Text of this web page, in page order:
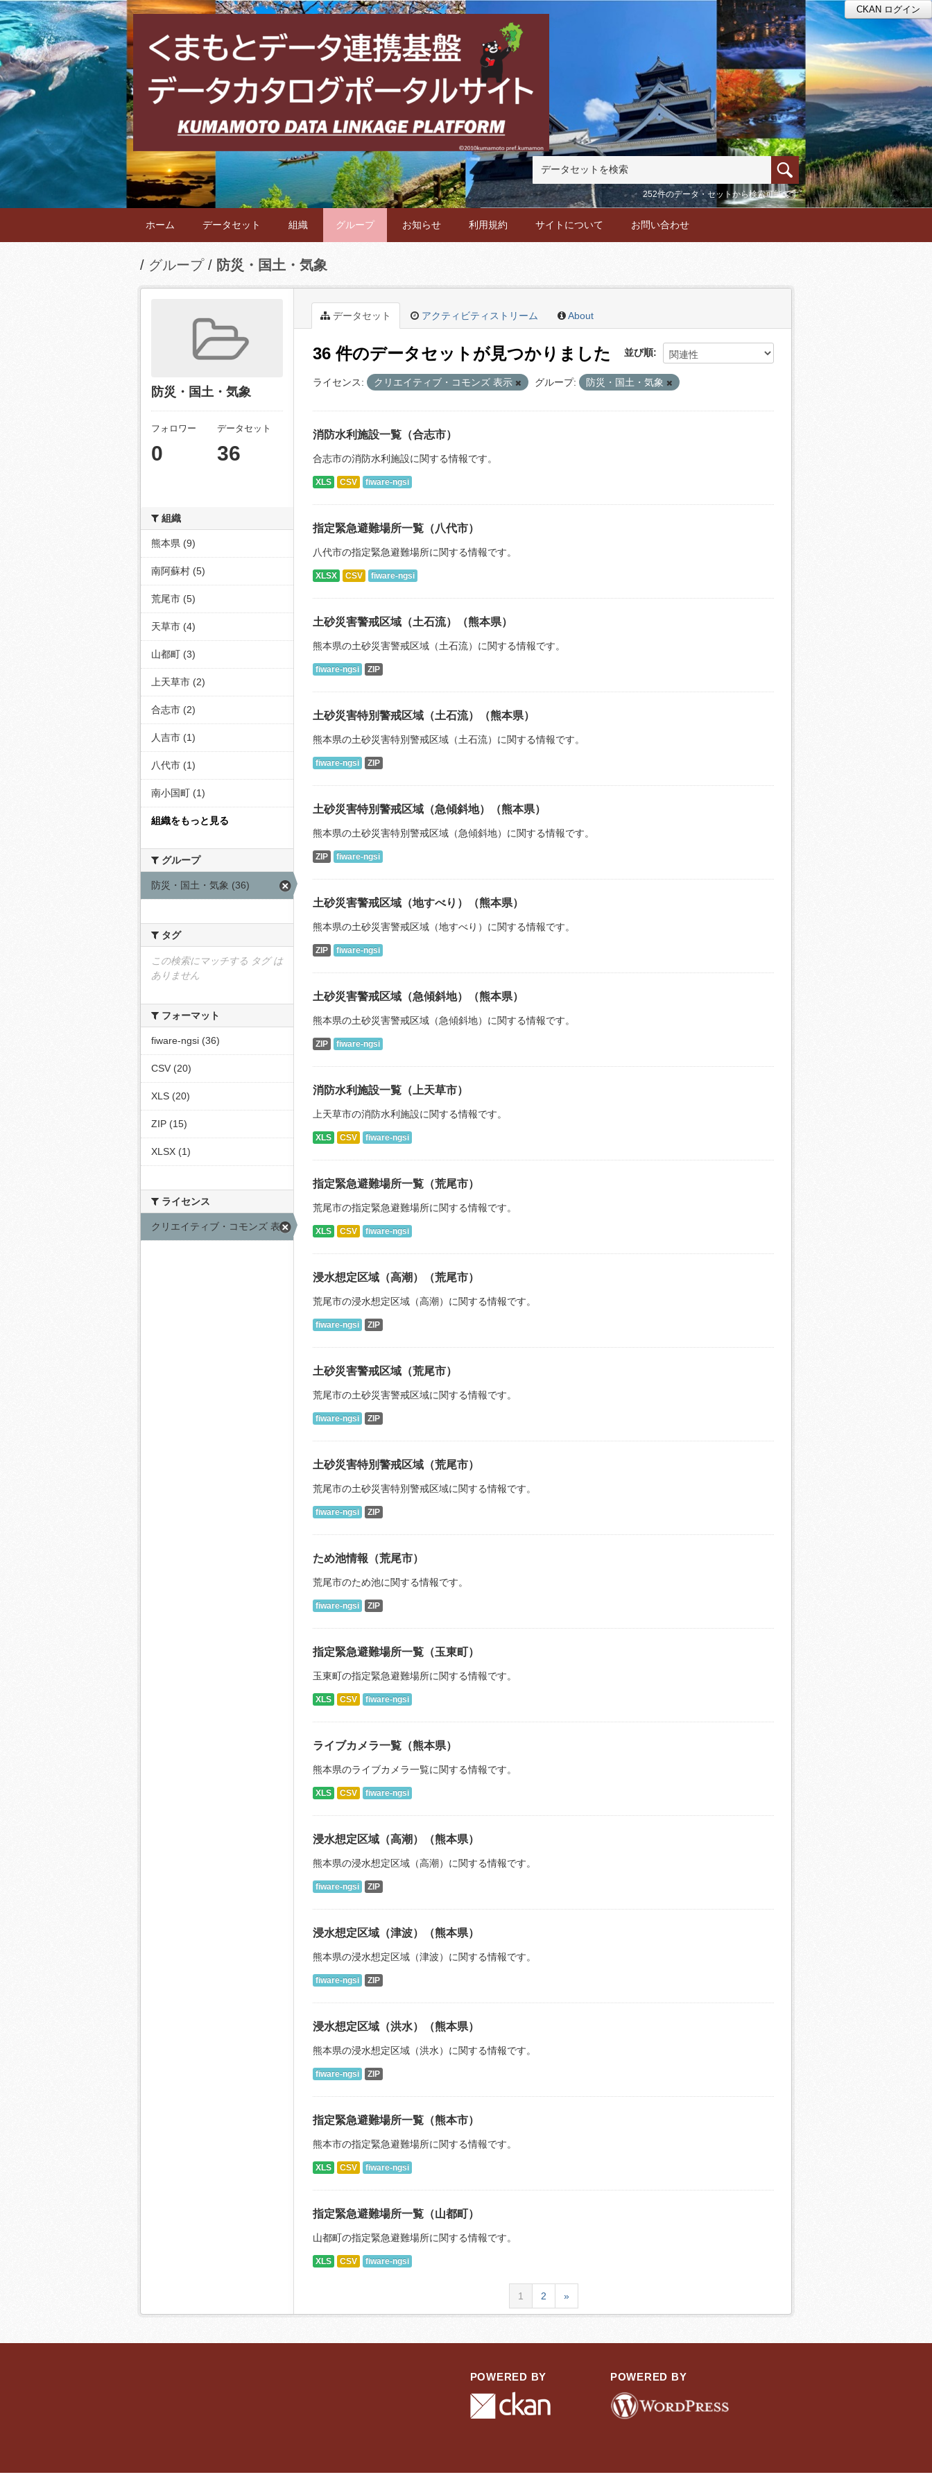
CKAN ログイン
252件のデータ・セットから検索可能です
ホーム データセット 組織 グループ お知らせ 利用規約 サイトについて お問い合わせ
グループ 防災・国土・気象
データセット アクティビティストリーム About
並び順
36 件のデータセットが見つかりました
ライセンス: クリエイティブ・コモンズ 表示 グループ: 防災・国土・気象
消防水利施設一覧（合志市）
合志市の消防水利施設に関する情報です。
XLS CSV fiware-ngsi
指定緊急避難場所一覧（八代市）
八代市の指定緊急避難場所に関する情報です。
XLSX CSV fiware-ngsi
土砂災害警戒区域（土石流）（熊本県）
熊本県の土砂災害警戒区域（土石流）に関する情報です。
fiware-ngsi ZIP
土砂災害特別警戒区域（土石流）（熊本県）
熊本県の土砂災害特別警戒区域（土石流）に関する情報です。
fiware-ngsi ZIP
土砂災害特別警戒区域（急傾斜地）（熊本県）
熊本県の土砂災害特別警戒区域（急傾斜地）に関する情報です。
ZIP fiware-ngsi
土砂災害警戒区域（地すべり）（熊本県）
熊本県の土砂災害警戒区域（地すべり）に関する情報です。
ZIP fiware-ngsi
土砂災害警戒区域（急傾斜地）（熊本県）
熊本県の土砂災害警戒区域（急傾斜地）に関する情報です。
ZIP fiware-ngsi
消防水利施設一覧（上天草市）
上天草市の消防水利施設に関する情報です。
XLS CSV fiware-ngsi
指定緊急避難場所一覧（荒尾市）
荒尾市の指定緊急避難場所に関する情報です。
XLS CSV fiware-ngsi
浸水想定区域（高潮）（荒尾市）
荒尾市の浸水想定区域（高潮）に関する情報です。
fiware-ngsi ZIP
土砂災害警戒区域（荒尾市）
荒尾市の土砂災害警戒区域に関する情報です。
fiware-ngsi ZIP
土砂災害特別警戒区域（荒尾市）
荒尾市の土砂災害特別警戒区域に関する情報です。
fiware-ngsi ZIP
ため池情報（荒尾市）
荒尾市のため池に関する情報です。
fiware-ngsi ZIP
指定緊急避難場所一覧（玉東町）
玉東町の指定緊急避難場所に関する情報です。
XLS CSV fiware-ngsi
ライブカメラ一覧（熊本県）
熊本県のライブカメラ一覧に関する情報です。
XLS CSV fiware-ngsi
浸水想定区域（高潮）（熊本県）
熊本県の浸水想定区域（高潮）に関する情報です。
fiware-ngsi ZIP
浸水想定区域（津波）（熊本県）
熊本県の浸水想定区域（津波）に関する情報です。
fiware-ngsi ZIP
浸水想定区域（洪水）（熊本県）
熊本県の浸水想定区域（洪水）に関する情報です。
fiware-ngsi ZIP
指定緊急避難場所一覧（熊本市）
熊本市の指定緊急避難場所に関する情報です。
XLS CSV fiware-ngsi
指定緊急避難場所一覧（山都町）
山都町の指定緊急避難場所に関する情報です。
XLS CSV fiware-ngsi
1 2 »
防災・国土・気象
フォロワー
0
データセット
36
組織
熊本県 (9)
南阿蘇村 (5)
荒尾市 (5)
天草市 (4)
山都町 (3)
上天草市 (2)
合志市 (2)
人吉市 (1)
八代市 (1)
南小国町 (1)
組織をもっと見る
グループ
防災・国土・気象 (36)
タグ
この検索にマッチする タグ は
ありません
フォーマット
fiware-ngsi (36)
CSV (20)
XLS (20)
ZIP (15)
XLSX (1)
ライセンス
クリエイティブ・コモンズ 表示 (36)
POWERED BY POWERED BY